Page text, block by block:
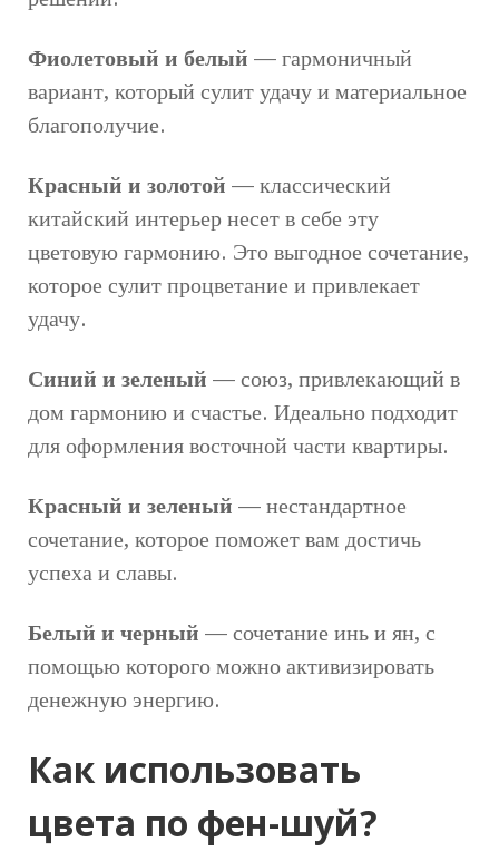
Фиолетовый и белый — гармоничный
вариант, который сулит удачу и материальное
благополучие.
Красный и золотой — классический
китайский интерьер несет в себе эту
цветовую гармонию. Это выгодное сочетание,
которое сулит процветание и привлекает
удачу.
Синий и зеленый — союз, привлекающий в
дом гармонию и счастье. Идеально подходит
для оформления восточной части квартиры.
Красный и зеленый — нестандартное
сочетание, которое поможет вам достичь
успеха и славы.
Белый и черный — сочетание инь и ян, с
помощью которого можно активизировать
денежную энергию.
Как использовать
цвета по фен-шуй?